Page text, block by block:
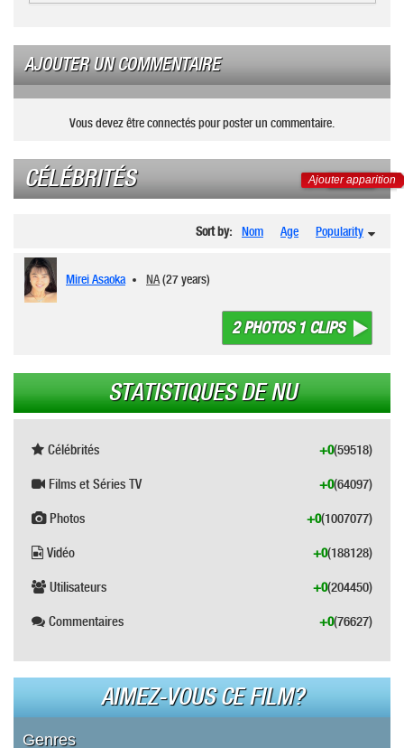
AJOUTER UN COMMENTAIRE
Vous devez être connectés pour poster un commentaire.
CÉLÉBRITÉS Ajouter apparition
Sort by: Nom Age Popularity
Mirei Asaoka NA(27 years)
2 PHOTOS 1 CLIPS
STATISTIQUES DE NU
Célébrités (59518)
+0
Films et Séries TV (64097)
+0
Photos (1007077)
+0
Vidéo (188128)
+0
Utilisateurs (204450)
+0
Commentaires (76627)
+0
AIMEZ-VOUS CE FILM?
Genres